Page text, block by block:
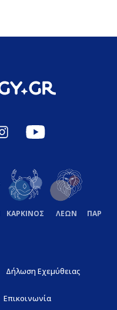
ΚΑΡΚΙΝΟΣ ΛΕΩΝ
Δήλωση Εχεμύθειας
Επικοινωνία